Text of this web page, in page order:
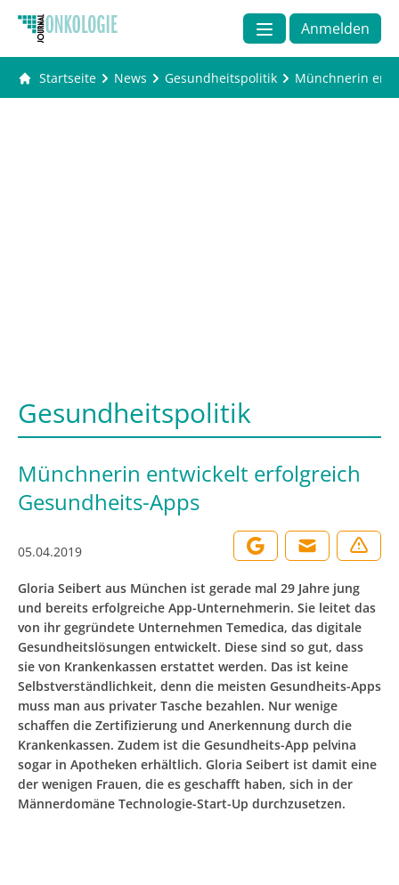
Anmelden
Startseite News Gesundheitspolitik Münchnerin
Gesundheitspolitik
Münchnerin entwickelt erfolgreich
Gesundheits-Apps
05.04.2019
Gloria Seibert aus München ist gerade mal 29 Jahre jung
und bereits erfolgreiche App-Unternehmerin. Sie leitet das
von ihr gegründete Unternehmen Temedica, das digitale
Gesundheitslösungen entwickelt. Diese sind so gut, dass
sie von Krankenkassen erstattet werden. Das ist keine
Selbstverständlichkeit, denn die meisten Gesundheits-Apps
muss man aus privater Tasche bezahlen. Nur wenige
schaffen die Zertifizierung und Anerkennung durch die
Krankenkassen. Zudem ist die Gesundheits-App pelvina
sogar in Apotheken erhältlich. Gloria Seibert ist damit eine
der wenigen Frauen, die es geschafft haben, sich in der
Männerdomäne Technologie-Start-Up durchzusetzen.